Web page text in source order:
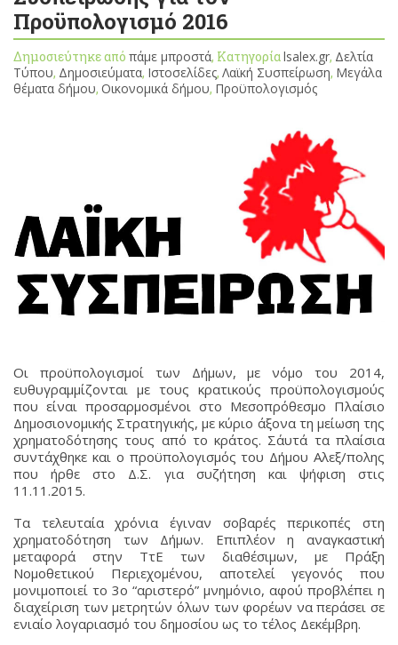
Προϋπολογισμό 2016
Δημοσιεύτηκε από πάμε μπροστά, Κατηγορίαlsalex.gr, Δελτία
Τύπου, Δημοσιεύματα, Ιστοσελίδες, Λαϊκή Συσπείρωση, Μεγάλα
θέματα δήμου, Οικονομικά δήμου, Προϋπολογισμός
Οι προϋπολογισμοί των Δήμων, με νόμο του 2014,
ευθυγραμμίζονται με τους κρατικούς προϋπολογισμούς
που είναι προσαρμοσμένοι στο Μεσοπρόθεσμο Πλαίσιο
Δημοσιονομικής Στρατηγικής, με κύριο άξονα τη μείωση της
χρηματοδότησης τους από το κράτος. Σ΄αυτά τα πλαίσια
συντάχθηκε και ο προϋπολογισμός του Δήμου Αλεξ/πολης
που ήρθε στο Δ.Σ. για συζήτηση και ψήφιση στις
11.11.2015.
Τα τελευταία χρόνια έγιναν σοβαρές περικοπές στη
χρηματοδότηση των Δήμων. Επιπλέον η αναγκαστική
μεταφορά στην ΤτΕ των διαθέσιμων, με Πράξη
Νομοθετικού Περιεχομένου, αποτελεί γεγονός που
μονιμοποιεί το 3ο “αριστερό” μνημόνιο, αφού προβλέπει η
διαχείριση των μετρητών όλων των φορέων να περάσει σε
ενιαίο λογαριασμό του δημοσίου ως το τέλος Δεκέμβρη.